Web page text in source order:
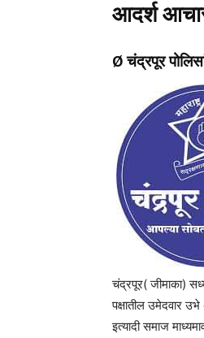
आदर्श
Ø चंद्रपूर
चंद्रपूर( जीमाका)
पक्षातील उमेदवार
इत्यादी समाज